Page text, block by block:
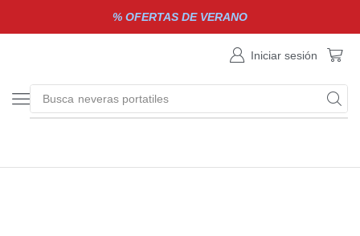
% OFERTAS DE VERANO
Iniciar sesión
Busca neveras portatiles